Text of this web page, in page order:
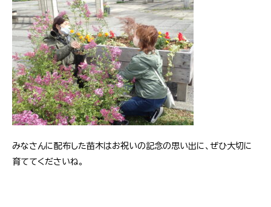
みなさんに配布した苗木はお祝いの記念の思い出に、ぜひ大切に
育ててくださいね。